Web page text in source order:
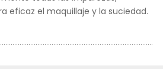
eficaz el maquillaje y la suciedad.